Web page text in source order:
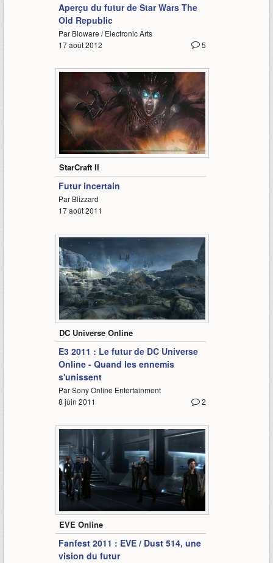
Aperçu du futur de Star Wars The
Old Republic
Par Bioware / Electronic Arts
5
17 août 2012
2:21
StarCraft II
Futur incertain
Par Blizzard
17 août 2011
1:03
DC Universe Online
E3 2011 : Le futur de DC Universe
Online - Quand les ennemis
s'unissent
Par Sony Online Entertainment
2
8 juin 2011
EVE Online
Fanfest 2011 : EVE / Dust 514, une
vision du futur